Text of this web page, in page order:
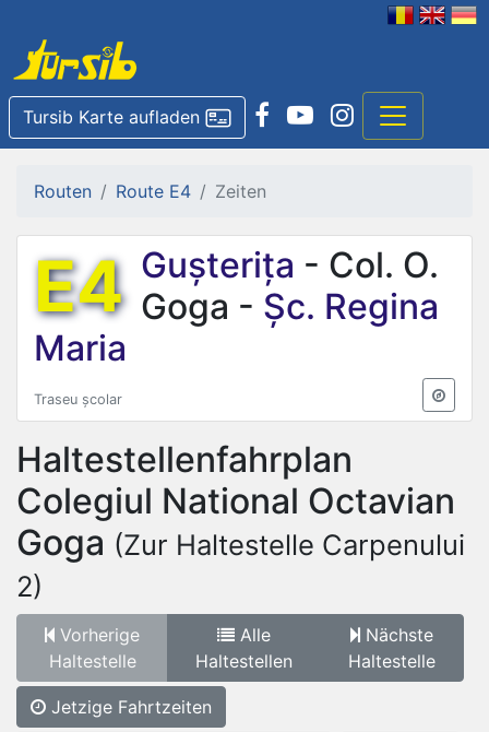
Tursib Karte aufladen
Routen Route E4 Zeiten
E4 Gușterița - Col. O.
Goga - Șc. Regina
Maria
Traseu școlar
Haltestellenfahrplan
Colegiul National Octavian
Goga (Zur Haltestelle Carpenului
2)
Vorherige
Haltestelle
Alle
Haltestellen
Nächste
Haltestelle
Jetzige Fahrtzeiten